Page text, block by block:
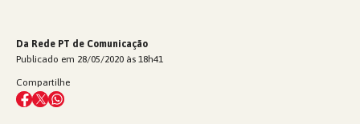
Da Rede PT de Comunicação
Publicado em 28/05/2020 às 18h41
Compartilhe